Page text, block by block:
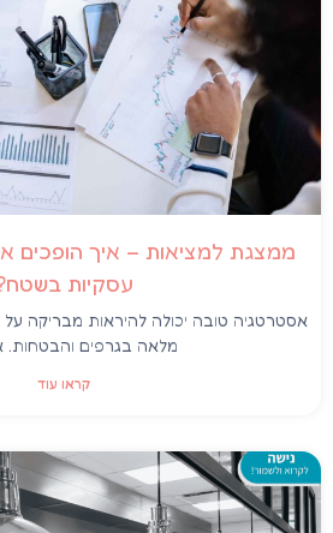
ממצגת למציאות – איך הופכים
עסקיות
אסטרטגיה טובה יכולה להיראות מבריקה
מלאה בגרפים והבטחות.
קראו עוד